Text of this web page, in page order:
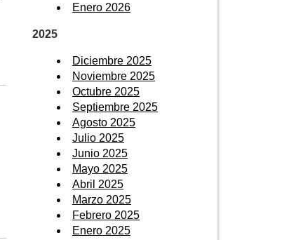
Enero 2026
2025
Diciembre 2025
Noviembre 2025
Octubre 2025
Septiembre 2025
Agosto 2025
Julio 2025
Junio 2025
Mayo 2025
Abril 2025
Marzo 2025
Febrero 2025
Enero 2025